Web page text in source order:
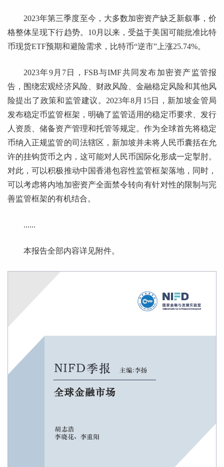
2023年第三季度至今，大多数加密资产缺乏新叙事，价
格整体呈现下行趋势。10月以来，受益于美国可能批准比特
币现货ETF预期和避险需求，比特币“逆市”上涨25.74%。
2023年9月7日，FSB与IMF共同发布加密资产监管报
告，围绕宏观经济风险、财政风险、金融稳定风险和其他风
险提出了政策和监管建议。2023年8月15日，新加坡金管局
发布稳定币监管框架，明确了监管适用的稳定币要求、发行
人资质、储备资产管理和托管等规定。作为全球首先将稳定
币纳入正规监管的司法辖区，新加坡并未将人民币囊括在允
许的挂钩货币之内，这可能对人民币国际化形成一定掣肘。
对此，可以积极推动中国香港包容性监管框架落地，同时，
可以考虑将内地加密资产全面禁令转向有针对性的限制与完
善监管框架的有机结合。
......
本报告全部内容详见附件。